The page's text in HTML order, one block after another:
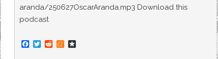
aranda/250627OscarAranda.mp3 Download this
podcast
F
T
R
M